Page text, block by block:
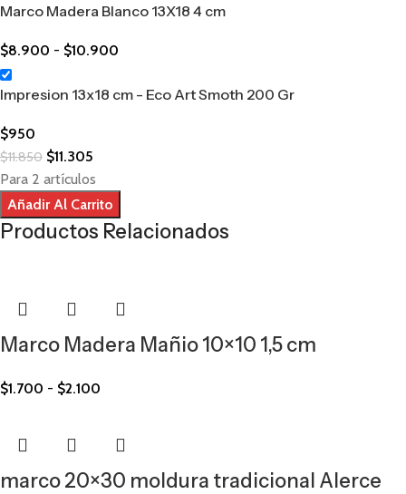
Marco Madera Blanco 13X18 4 cm
$8.900 - $10.900
Impresion 13x18 cm - Eco Art Smoth 200 Gr
$950
$11.850 $11.305
Para 2 artículos
Añadir Al Carrito
Productos Relacionados
Marco Madera Mañio 10×10 1,5 cm
$1.700 - $2.100
marco 20×30 moldura tradicional Alerce